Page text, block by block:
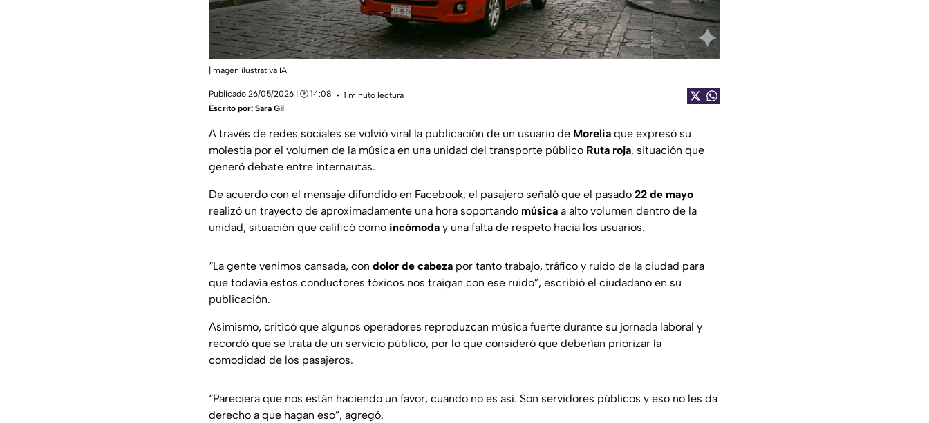
|Imagen ilustrativa IA
Publicado 26/05/2026 | 🕑 14:08
1 minuto lectura
Escrito por: Sara Gil
A través de redes sociales se volvió viral la publicación de un usuario de Morelia que expresó su
molestia por el volumen de la música en una unidad del transporte público Ruta roja, situación que
generó debate entre internautas.
De acuerdo con el mensaje difundido en Facebook, el pasajero señaló que el pasado 22 de mayo
realizó un trayecto de aproximadamente una hora soportando música a alto volumen dentro de la
unidad, situación que calificó como incómoda y una falta de respeto hacia los usuarios.
“La gente venimos cansada, con dolor de cabeza por tanto trabajo, tráfico y ruido de la ciudad para
que todavía estos conductores tóxicos nos traigan con ese ruido”, escribió el ciudadano en su
publicación.
Asimismo, criticó que algunos operadores reproduzcan música fuerte durante su jornada laboral y
recordó que se trata de un servicio público, por lo que consideró que deberían priorizar la
comodidad de los pasajeros.
“Pareciera que nos están haciendo un favor, cuando no es así. Son servidores públicos y eso no les da
derecho a que hagan eso”, agregó.